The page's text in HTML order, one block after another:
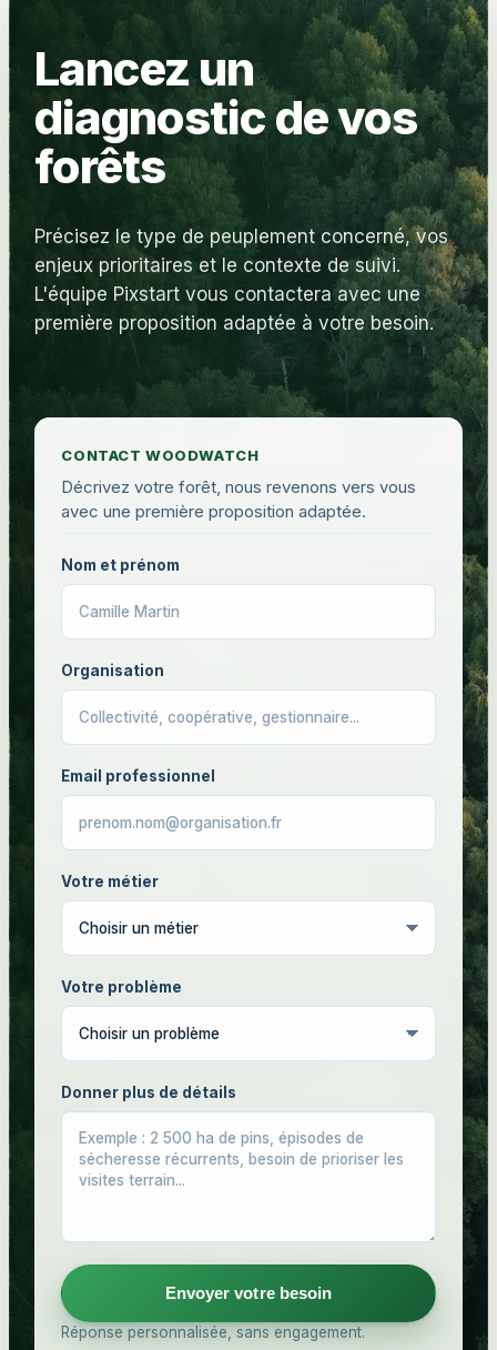
Lancez un
diagnostic de vos
forêts
Précisez le type de peuplement concerné, vos
enjeux prioritaires et le contexte de suivi.
L'équipe Pixstart vous contactera avec une
première proposition adaptée à votre besoin.
CONTACT WOODWATCH
Décrivez votre forêt, nous revenons vers vous
avec une première proposition adaptée.
Nom et prénom
Organisation
Email professionnel
Votre métier
Votre problème
Donner plus de détails
Envoyer votre besoin
Réponse personnalisée, sans engagement.